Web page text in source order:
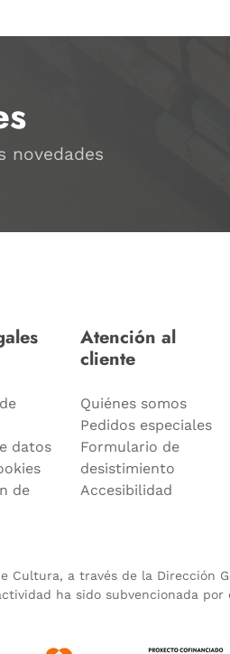
novedades
datos
de
Atención al
cliente
Quiénes somos
Pedidos especiales
Formulario de
desistimiento
Accesibilidad
Cultura, a través de la Dirección
ha sido subvencionada